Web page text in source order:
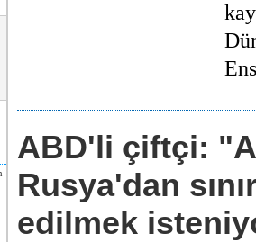
ABD'li çiftçi:
Rusya'dan
edilmek